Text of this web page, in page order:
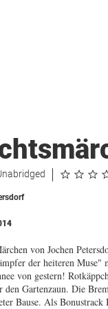
von Jochen
der heiteren
von gestern!
Gartenzaun. Die
Bause. Als